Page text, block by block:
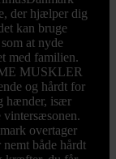
der hjælper dig
kan bruge
at nyde
med familien.
MUSKLER
og hårdt for
hænder, især
overtager
både hårdt